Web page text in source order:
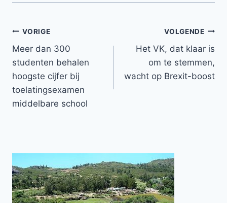
Bericht
navigatie
VORIGE
Meer dan 300
studenten behalen
hoogste cijfer bij
toelatingsexamen
middelbare school
VOLGENDE
Het VK, dat klaar is
om te stemmen,
wacht op Brexit-boost